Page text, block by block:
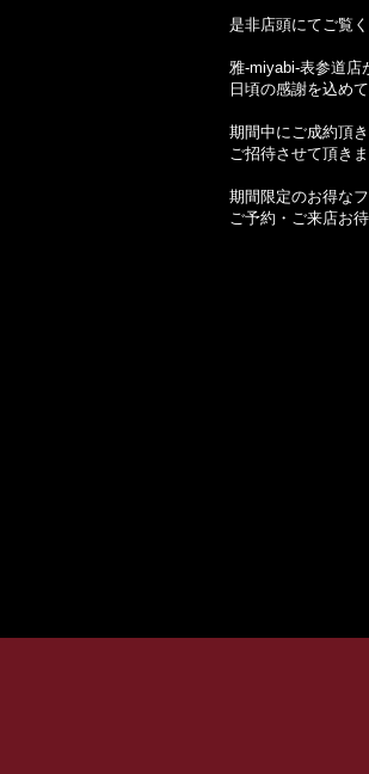
是非店頭にてご覧く
雅-miyabi-表参道店
日頃の感謝を込め
期間中にご成約頂
ご招待させて頂き
期間限定のお得な
ご予約・ご来店お